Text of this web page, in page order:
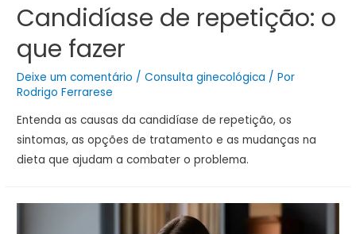
Candidíase de repetição: o
que fazer
Deixe um comentário /Consulta ginecológica / Por
Rodrigo Ferrarese
Entenda as causas da candidíase de repetição, os
sintomas, as opções de tratamento e as mudanças na
dieta que ajudam a combater o problema.